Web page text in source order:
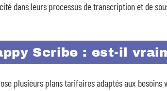
dans leurs processus de transcription et de
Scribe : est-il
plusieurs plans tarifaires adaptés aux